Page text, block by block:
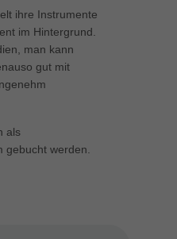
ihre Instrumente
im Hintergrund.
man kann
gut mit
als
gebucht werden.
anzeigen
Media-Plattformen werden
von externen Medien akzeptiert
keiner manuellen Einwilligung